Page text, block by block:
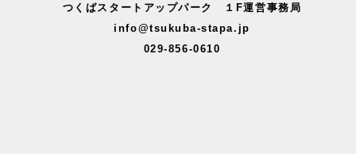
つくばスタートアップパーク １F運営事務局
info@tsukuba-stapa.jp
029-856-0610